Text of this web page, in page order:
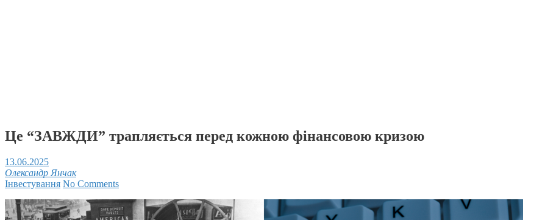
Це “ЗАВЖДИ” трапляється перед кожною фінансовою кризою
13.06.2025
Олександр Янчак
Інвестування No Comments